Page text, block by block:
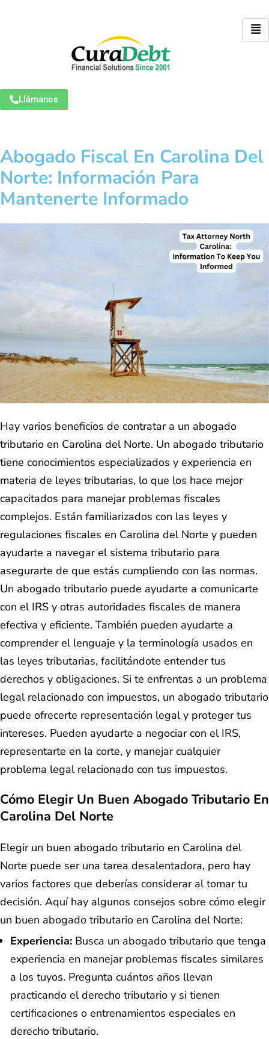
Llámanos
Abogado Fiscal En Carolina Del
Norte: Información Para
Mantenerte Informado
Hay varios beneficios de contratar a un abogado
tributario en Carolina del Norte. Un abogado tributario
tiene conocimientos especializados y experiencia en
materia de leyes tributarias, lo que los hace mejor
capacitados para manejar problemas fiscales
complejos. Están familiarizados con las leyes y
regulaciones fiscales en Carolina del Norte y pueden
ayudarte a navegar el sistema tributario para
asegurarte de que estás cumpliendo con las normas.
Un abogado tributario puede ayudarte a comunicarte
con el IRS y otras autoridades fiscales de manera
efectiva y eficiente. También pueden ayudarte a
comprender el lenguaje y la terminología usados en
las leyes tributarias, facilitándote entender tus
derechos y obligaciones. Si te enfrentas a un problema
legal relacionado con impuestos, un abogado tributario
puede ofrecerte representación legal y proteger tus
intereses. Pueden ayudarte a negociar con el IRS,
representarte en la corte, y manejar cualquier
problema legal relacionado con tus impuestos.
Cómo Elegir Un Buen Abogado Tributario En
Carolina Del Norte
Elegir un buen abogado tributario en Carolina del
Norte puede ser una tarea desalentadora, pero hay
varios factores que deberías considerar al tomar tu
decisión. Aquí hay algunos consejos sobre cómo elegir
un buen abogado tributario en Carolina del Norte:
Experiencia: Busca un abogado tributario que tenga
experiencia en manejar problemas fiscales similares
a los tuyos. Pregunta cuántos años llevan
practicando el derecho tributario y si tienen
certificaciones o entrenamientos especiales en
derecho tributario.